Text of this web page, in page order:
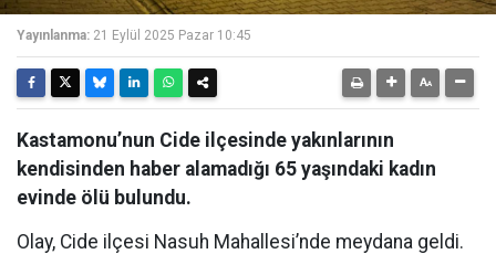
Yayınlanma: 21 Eylül 2025 Pazar 10:45
Kastamonu’nun Cide ilçesinde yakınlarının
kendisinden haber alamadığı 65 yaşındaki kadın
evinde ölü bulundu.
Olay, Cide ilçesi Nasuh Mahallesi’nde meydana geldi.